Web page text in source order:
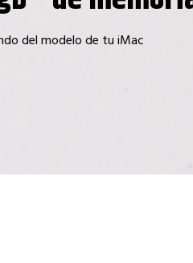
del modelo de tu iMac